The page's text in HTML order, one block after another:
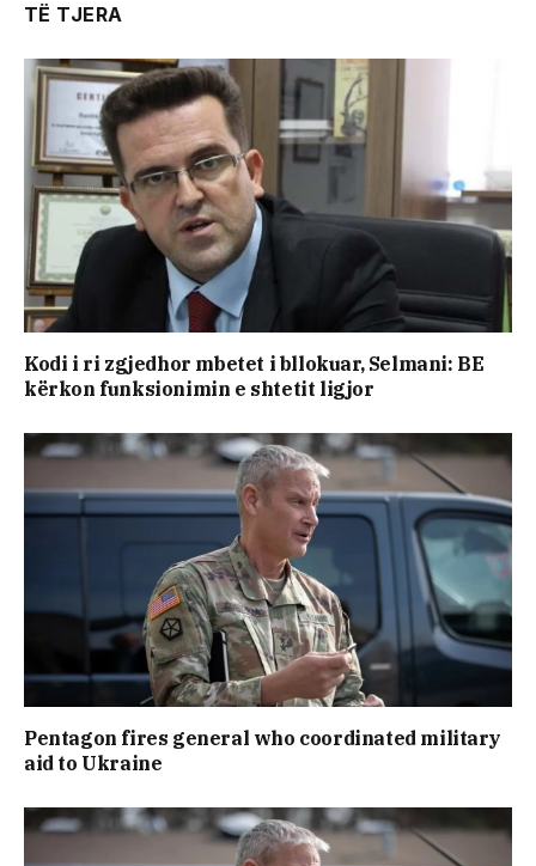
TË TJERA
Kodi i ri zgjedhor mbetet i bllokuar, Selmani: BE
kërkon funksionimin e shtetit ligjor
Pentagon fires general who coordinated military
aid to Ukraine